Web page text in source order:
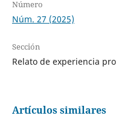
Número
Núm. 27 (2025)
Sección
Relato de experiencia
Artículos similares